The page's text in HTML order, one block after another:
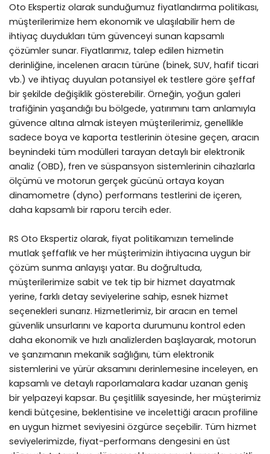
Oto Ekspertiz olarak sunduğumuz fiyatlandırma politikası,
müşterilerimize hem ekonomik ve ulaşılabilir hem de
ihtiyaç duydukları tüm güvenceyi sunan kapsamlı
çözümler sunar. Fiyatlarımız, talep edilen hizmetin
derinliğine, incelenen aracın türüne (binek, SUV, hafif ticari
vb.) ve ihtiyaç duyulan potansiyel ek testlere göre şeffaf
bir şekilde değişiklik gösterebilir. Örneğin, yoğun galeri
trafiğinin yaşandığı bu bölgede, yatırımını tam anlamıyla
güvence altına almak isteyen müşterilerimiz, genellikle
sadece boya ve kaporta testlerinin ötesine geçen, aracın
beynindeki tüm modülleri tarayan detaylı bir elektronik
analiz (OBD), fren ve süspansyon sistemlerinin cihazlarla
ölçümü ve motorun gerçek gücünü ortaya koyan
dinamometre (dyno) performans testlerini de içeren,
daha kapsamlı bir raporu tercih eder.
RS Oto Ekspertiz olarak, fiyat politikamızın temelinde
mutlak şeffaflık ve her müşterimizin ihtiyacına uygun bir
çözüm sunma anlayışı yatar. Bu doğrultuda,
müşterilerimize sabit ve tek tip bir hizmet dayatmak
yerine, farklı detay seviyelerine sahip, esnek hizmet
seçenekleri sunarız. Hizmetlerimiz, bir aracın en temel
güvenlik unsurlarını ve kaporta durumunu kontrol eden
daha ekonomik ve hızlı analizlerden başlayarak, motorun
ve şanzımanın mekanik sağlığını, tüm elektronik
sistemlerini ve yürür aksamını derinlemesine inceleyen, en
kapsamlı ve detaylı raporlamalara kadar uzanan geniş
bir yelpazeyi kapsar. Bu çeşitlilik sayesinde, her müşterimiz
kendi bütçesine, beklentisine ve incelettiği aracın profiline
en uygun hizmet seviyesini özgürce seçebilir. Tüm hizmet
seviyelerimizde, fiyat-performans dengesini en üst